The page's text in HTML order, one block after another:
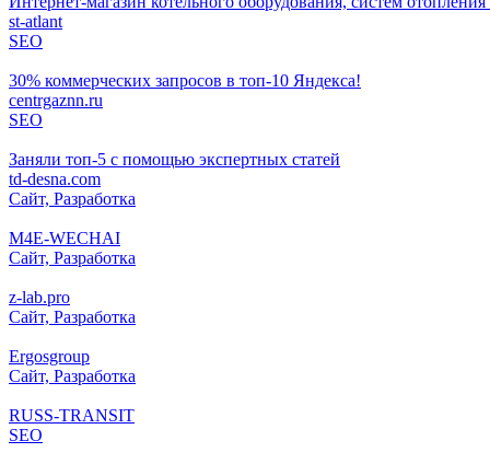
st-atlant
SEO
30% коммерческих запросов в топ-10 Яндекса!
centrgaznn.ru
SEO
Заняли топ-5 с помощью экспертных статей
td-desna.com
Сайт, Разработка
M4E-WECHAI
Сайт, Разработка
z-lab.pro
Сайт, Разработка
Ergosgroup
Сайт, Разработка
RUSS-TRANSIT
SEO